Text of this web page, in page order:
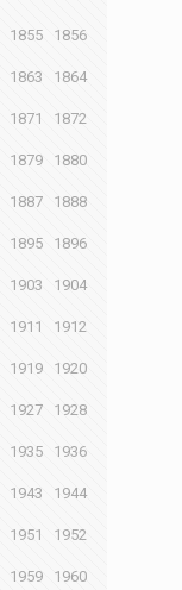
1855 1856
1863 1864
1871 1872
1879 1880
1887 1888
1895 1896
1903 1904
1911 1912
1919 1920
1927 1928
1935 1936
1943 1944
1951 1952
1959 1960